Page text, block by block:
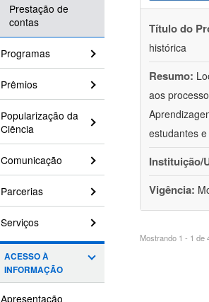
Prestação de
contas
Programas
Prêmios
Popularização da
Ciência
Comunicação
Parcerias
Serviços
ACESSO À
INFORMAÇÃO
Apresentação
Título do
histórica
Resumo:
aos
estudantes
Instituição/
Vigência:
Mostrando 1 - 1 de